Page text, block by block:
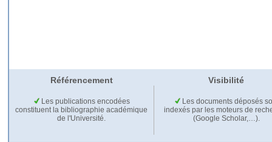
Référencement Visibilité
Les publications encodées
constituent la bibliographie académique
de l'Université.
Les documents déposés
indexés par les moteurs de
(Google Scholar,…).